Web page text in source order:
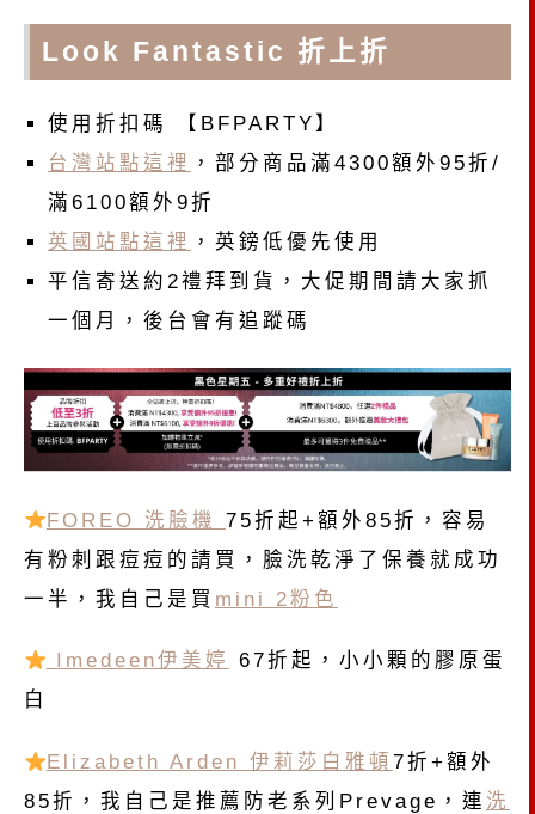
Look Fantastic 折上折
使用折扣碼 【BFPARTY】
台灣站點這裡 ，部分商品滿4300額外95折/
滿6100額外9折
英國站點這裡 ，英鎊低優先使用
平信寄送約2禮拜到貨，大促期間請大家抓
一個月，後台會有追蹤碼
FOREO 洗臉機 75折起+額外85折，容易
有粉刺跟痘痘的請買，臉洗乾淨了保養就成功
一半，我自己是買 mini 2粉色
Imedeen伊美婷
67折起，小小顆的膠原蛋
白
Elizabeth Arden 伊莉莎白雅頓 7折+額外
85折，我自己是推薦防老系列Prevage，連 洗